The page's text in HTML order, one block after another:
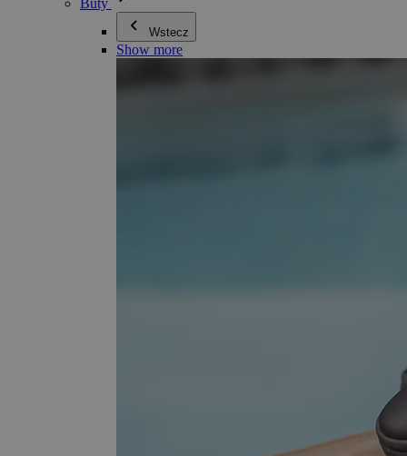
Buty
Wstecz
Show more